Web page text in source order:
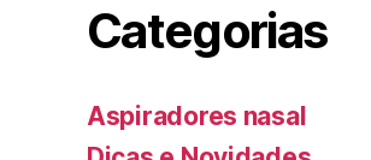
Categorias
Aspiradores nasal